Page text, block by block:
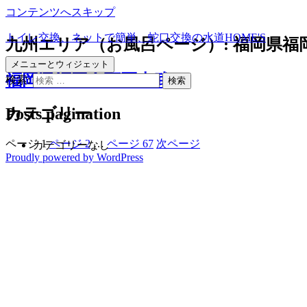
コンテンツへスキップ
トイレ交換、ネットで簡単、蛇口交換の水道HOME'S
メニューとウィジェット
検索:
カテゴリー
カテゴリーなし
九州エリア（お風呂ページ）:福岡県福
福岡県福岡市西区吉武
Posts pagination
ページ1 ページ2 … ページ 67 次ページ
Proudly powered by WordPress